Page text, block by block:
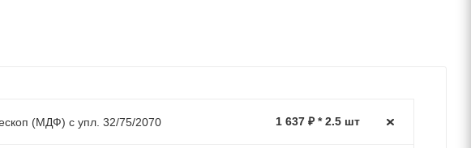
(МДФ) с упл. 32/75/2070 1 637 ₽ * 2.5 шт